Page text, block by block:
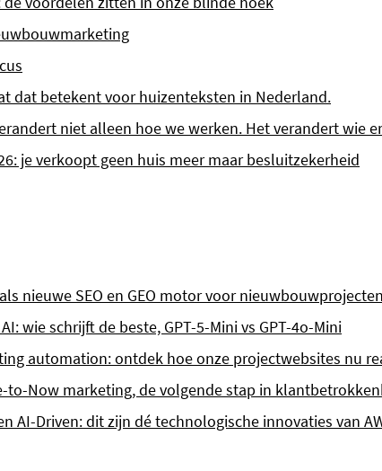
dat betekent voor huizenteksten in Nederland.
niet alleen hoe we werken. Het verandert wie
je verkoopt geen huis meer maar besluitzekerheid
nieuwe SEO en GEO motor voor nieuwbouwprojecten
wie schrijft de beste, GPT-5-Mini vs GPT-4o-Mini
automation: ontdek hoe onze projectwebsites nu
to-Now marketing, de volgende stap in
AI-Driven: dit zijn dé technologische innovaties van